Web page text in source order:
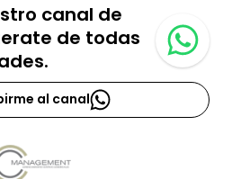
canal de
de todas
al canal